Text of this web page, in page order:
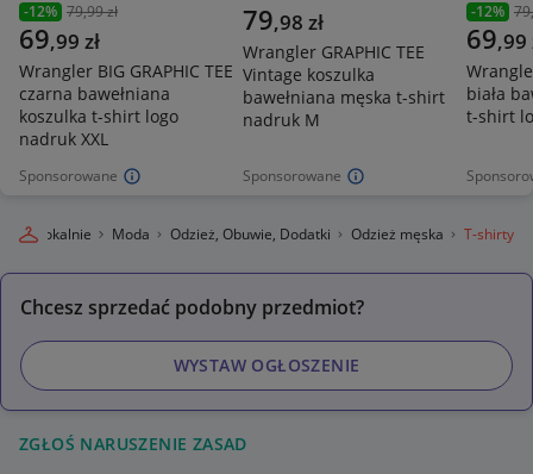
Sponsorowane
-12% 79,99 zł
69,99 zł
Wrangler BIG GRAPHIC TEE
czarna bawełniana
koszulka t-shirt logo
nadruk XXL
Sponsorowane
79,98 zł
Wrangler GRAPHIC TEE
Vintage koszulka
bawełniana męska t-shirt
nadruk M
-12%
69,99
biała
t-shirt
Lokalnie Moda Odzież, Obuwie, Dodatki Odzież męska T-shirty
Chcesz sprzedać podobny przedmiot?
WYSTAW OGŁOSZENIE
ZGŁOŚ NARUSZENIE ZASAD